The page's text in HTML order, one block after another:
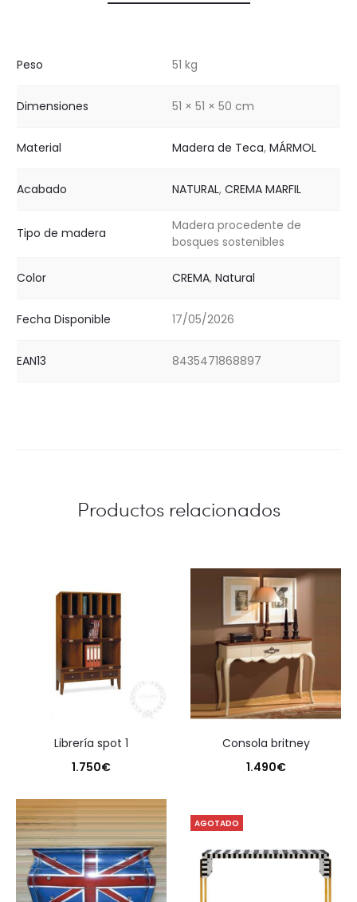
Peso 51 kg
Dimensiones 51 × 51 × 50 cm
Material Madera de Teca, MÁRMOL
Acabado NATURAL, CREMA MARFIL
Tipo de madera
Madera procedente de
bosques sostenibles
Color CREMA, Natural
Fecha Disponible 17/05/2026
EAN13 8435471868897
Productos relacionados
librería spot 1
1.750€
consola britney
1.490€
AGOTADO